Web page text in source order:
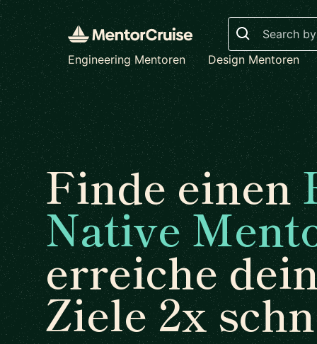
Search
Engineering Mentoren Design Mentoren
Finde einen
Native
erreiche
Ziele 2x